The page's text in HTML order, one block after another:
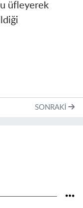
üfleyerek
SONRAKI